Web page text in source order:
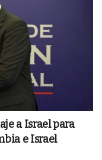
a Israel para
e Israel